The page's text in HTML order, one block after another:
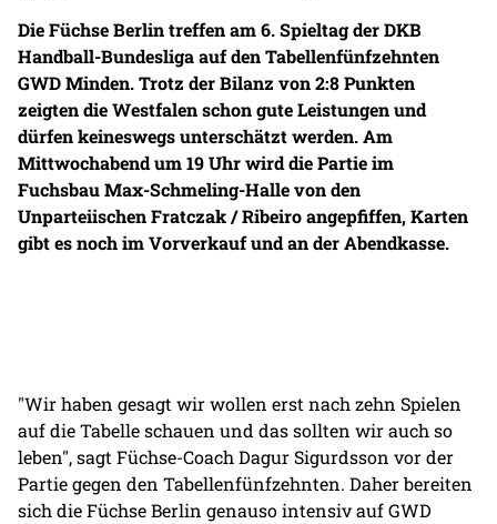
Die Füchse Berlin treffen am 6. Spieltag der DKB
Handball-Bundesliga auf den Tabellenfünfzehnten
GWD Minden. Trotz der Bilanz von 2:8 Punkten
zeigten die Westfalen schon gute Leistungen und
dürfen keineswegs unterschätzt werden. Am
Mittwochabend um 19 Uhr wird die Partie im
Fuchsbau Max-Schmeling-Halle von den
Unparteiischen Fratczak / Ribeiro angepfiffen, Karten
gibt es noch im Vorverkauf und an der Abendkasse.
"Wir haben gesagt wir wollen erst nach zehn Spielen
auf die Tabelle schauen und das sollten wir auch so
leben", sagt Füchse-Coach Dagur Sigurdsson vor der
Partie gegen den Tabellenfünfzehnten. Daher bereiten
sich die Füchse Berlin genauso intensiv auf GWD